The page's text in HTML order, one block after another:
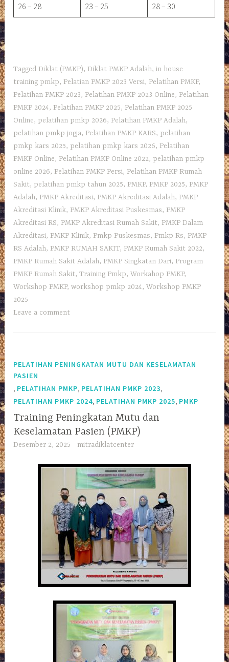
26 – 28 23 – 25 28 – 30
TaggedDiklat (PMKP),Diklat PMKP Adalah,in house
training pmkp, Pelatian PMKP 2023 Versi, Pelatihan PMKP,
Pelatihan PMKP 2023, Pelatihan PMKP 2023 Online, Pelatihan
PMKP 2024, Pelatihan PMKP 2025, Pelatihan PMKP 2025
Online, pelatihan pmkp 2026, Pelatihan PMKP Adalah,
pelatihan pmkp jogja, Pelatihan PMKP KARS, pelatihan
pmkp kars 2025, pelatihan pmkp kars 2026, Pelatihan
PMKP Online, Pelatihan PMKP Online 2022, pelatihan pmkp
online 2026, Pelatihan PMKP Persi, Pelatihan PMKP Rumah
Sakit, pelatihan pmkp tahun 2025, PMKP, PMKP 2025, PMKP
Adalah, PMKP Akreditasi, PMKP Akreditasi Adalah, PMKP
Akreditasi Klinik, PMKP Akreditasi Puskesmas, PMKP
Akreditasi RS, PMKP Akreditasi Rumah Sakit, PMKP Dalam
Akreditasi, PMKP Klinik, Pmkp Puskesmas, Pmkp Rs, PMKP
RS Adalah, PMKP RUMAH SAKIT, PMKP Rumah Sakit 2022,
PMKP Rumah Sakit Adalah, PMKP Singkatan Dari, Program
PMKP Rumah Sakit,Training Pmkp,Workahop PMKP,
Workshop PMKP,workshop pmkp 2024,Workshop PMKP
2025
Leave a comment
PELATIHAN PENINGKATAN MUTU DAN KESELAMATAN
PASIEN
, PELATIHAN PMKP, PELATIHAN PMKP 2023,
PELATIHAN PMKP 2024, PELATIHAN PMKP 2025, PMKP
Training Peningkatan Mutu dan
Keselamatan Pasien (PMKP)
Desember 2, 2025 mitradiklatcenter